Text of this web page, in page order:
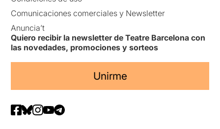
Comunicaciones comerciales y Newsletter
Anuncia’t
Quiero recibir la newsletter de Teatre Barcelona con
las novedades, promociones y sorteos
Unirme